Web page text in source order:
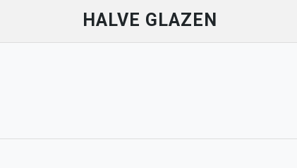
content
HALVE GLAZEN